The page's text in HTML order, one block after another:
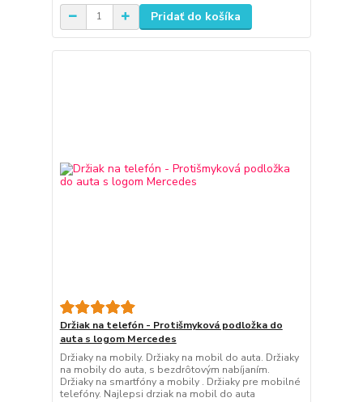
Pridať do košíka
Držiak na telefón - Protišmyková podložka do
auta s logom Mercedes
Držiaky na mobily. Držiaky na mobil do auta. Držiaky
na mobily do auta, s bezdrôtovým nabíjaním.
Držiaky na smartfóny a mobily . Držiaky pre mobilné
telefóny. Najlepsi drziak na mobil do auta